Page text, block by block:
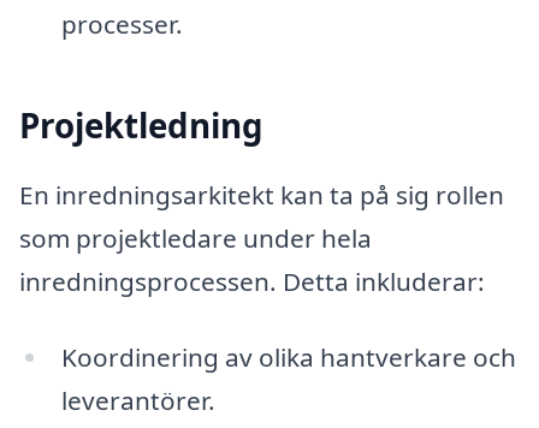
processer.
Projektledning
En inredningsarkitekt kan ta på sig rollen
som projektledare under hela
inredningsprocessen. Detta inkluderar:
Koordinering av olika hantverkare och
leverantörer.